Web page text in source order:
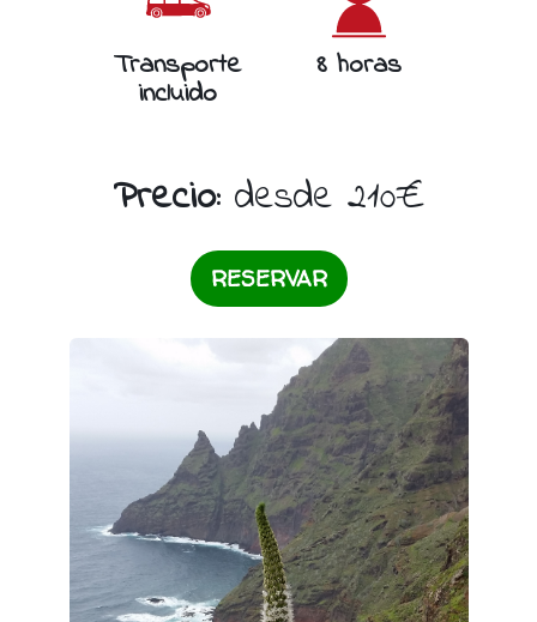
Transporte
incluido
8 horas
Precio:desde 210€
RESERVAR